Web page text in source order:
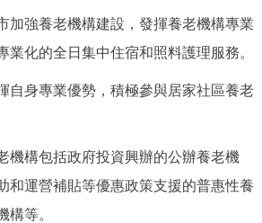
養老機構建設，發揮養老機構專業
業化的全日集中住宿和照料護理服務。
身專業優勢，積極參與居家社區養老
包括政府投資興辦的公辦養老機
和運營補貼等優惠政策支援的普惠性養
構等。